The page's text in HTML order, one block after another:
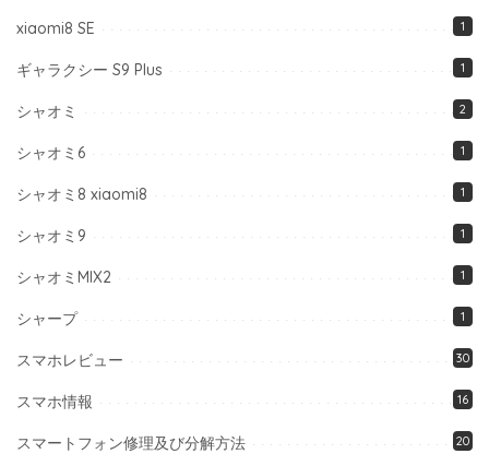
xiaomi8 SE 1
ギャラクシー S9 Plus 1
シャオミ 2
シャオミ6 1
シャオミ8 xiaomi8 1
シャオミ9 1
シャオミMIX2 1
シャープ 1
スマホレビュー 30
スマホ情報 16
スマートフォン修理及び分解方法 20